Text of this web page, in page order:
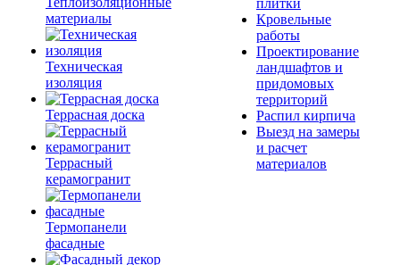
материалы
Техническая
изоляция
Террасная доска
Террасный
керамогранит
Термопанели
фасадные
плитки
Кровельные
работы
Проектирование
ландшафтов и
придомовых
территорий
Распил кирпича
Выезд на замеры
и расчет
материалов